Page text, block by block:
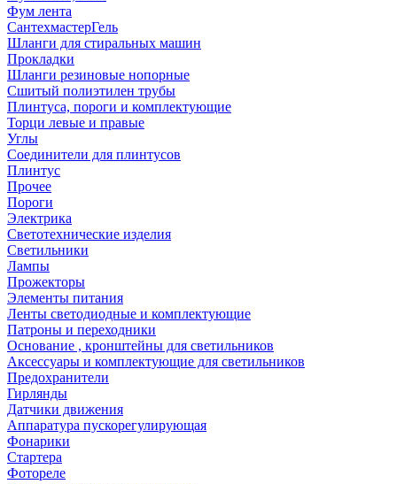
Фум лента
СантехмастерГель
Шланги для стиральных машин
Прокладки
Шланги резиновые нопорные
Сшитый полиэтилен трубы
Плинтуса, пороги и комплектующие
Торци левые и правые
Углы
Соединители для плинтусов
Плинтус
Прочее
Пороги
Электрика
Светотехнические изделия
Светильники
Лампы
Прожекторы
Элементы питания
Ленты светодиодные и комплектующие
Патроны и переходники
Основание , кронштейны для светильников
Аксессуары и комплектующие для светильников
Предохранители
Гирлянды
Датчики движения
Аппаратура пускорегулирующая
Фонарики
Стартера
Фотореле